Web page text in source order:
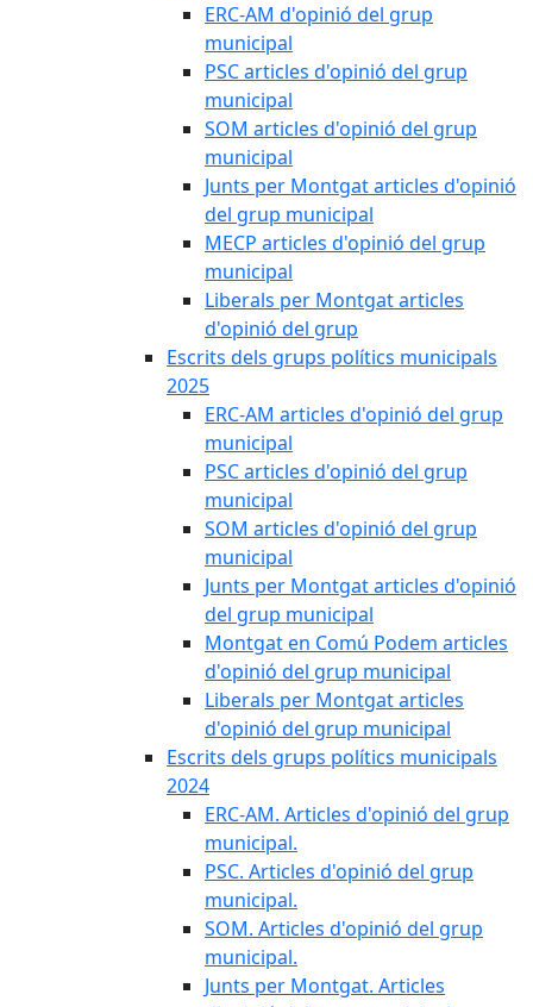
ERC-AM d'opinió del grup
municipal
PSC articles d'opinió del grup
municipal
SOM articles d'opinió del grup
municipal
Junts per Montgat articles d'opinió
del grup municipal
MECP articles d'opinió del grup
municipal
Liberals per Montgat articles
d'opinió del grup
Escrits dels grups polítics municipals
2025
ERC-AM articles d'opinió del grup
municipal
PSC articles d'opinió del grup
municipal
SOM articles d'opinió del grup
municipal
Junts per Montgat articles d'opinió
del grup municipal
Montgat en Comú Podem articles
d'opinió del grup municipal
Liberals per Montgat articles
d'opinió del grup municipal
Escrits dels grups polítics municipals
2024
ERC-AM. Articles d'opinió del grup
municipal.
PSC. Articles d'opinió del grup
municipal.
SOM. Articles d'opinió del grup
municipal.
Junts per Montgat. Articles